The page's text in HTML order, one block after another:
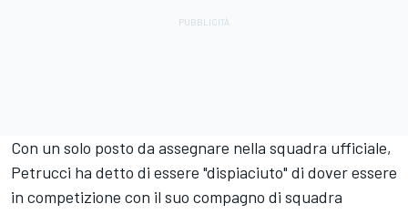
Con un solo posto da assegnare nella squadra ufficiale,
Petrucci ha detto di essere "dispiaciuto" di dover essere
in competizione con il suo compagno di squadra